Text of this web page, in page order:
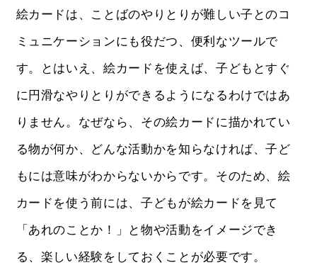
絵カードは、ことばのやりとりが難しい子とのコ
ミュニケーションにも役だつ、便利なツールで
す。とはいえ、絵カードを使えば、子どもとすぐ
に円滑なやりとりができるようになるわけではあ
りません。なぜなら、その絵カードに描かれてい
る物が何か、どんな活動かを知らなければ、子ど
もには意味がわからないからです。そのため、絵
カードを使う前には、子どもが絵カードを見て
「あれのことか！」と物や活動をイメージでき
る、楽しい経験をしておくことが必要です。